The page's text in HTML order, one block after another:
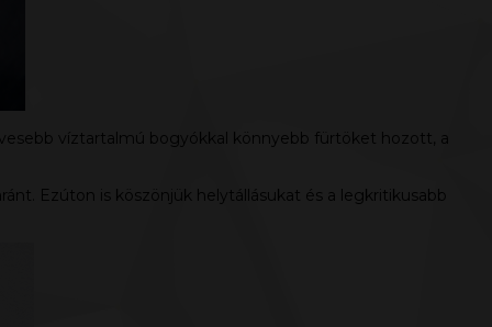
víztartalmú bogyókkal könnyebb fürtöket hozott, a
Ezúton is köszönjük helytállásukat és a legkritikusabb